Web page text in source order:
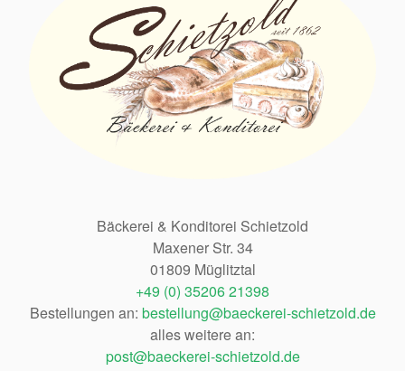
Bäckerei & Konditorei Schietzold
Maxener Str. 34
01809 Müglitztal
+49 (0) 35206 21398
Bestellungen an: bestellung@baeckerei-schietzold.de
alles weitere an:
post@baeckerei-schietzold.de